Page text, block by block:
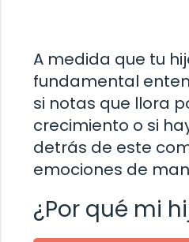
A medida que tu
fundamental
si notas que llora
crecimiento o si
detrás de este
emociones de
¿Por qué mi